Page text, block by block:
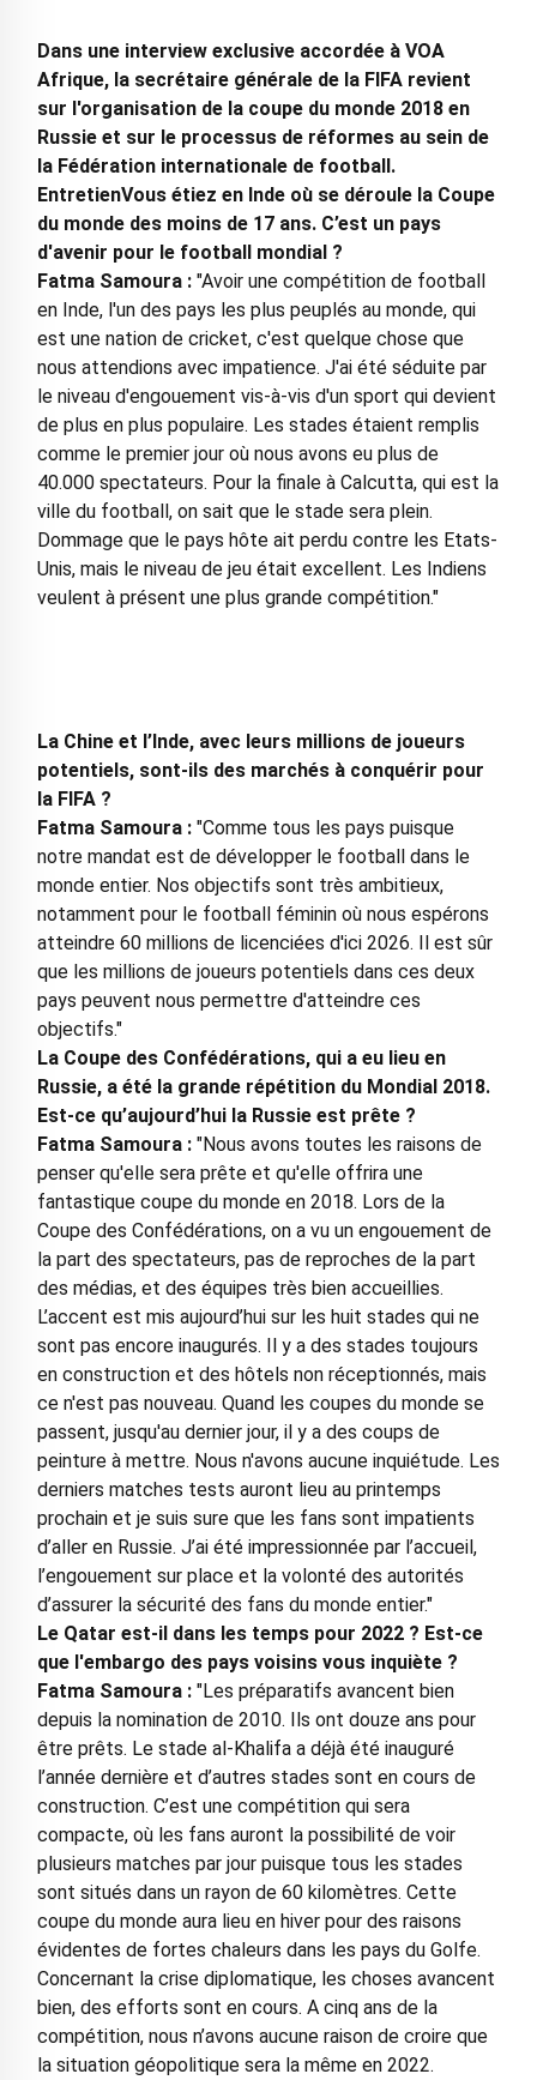
Dans une interview exclusive accordée à VOA
Afrique, la secrétaire générale de la FIFA revient
sur l'organisation de la coupe du monde 2018 en
Russie et sur le processus de réformes au sein de
la Fédération internationale de football.
EntretienVous étiez en Inde où se déroule la Coupe
du monde des moins de 17 ans. C’est un pays
d'avenir pour le football mondial ?
Fatma Samoura :"Avoir une compétition de football
en Inde, l'un des pays les plus peuplés au monde, qui
est une nation de cricket, c'est quelque chose que
nous attendions avec impatience. J'ai été séduite par
le niveau d'engouement vis-à-vis d'un sport qui devient
de plus en plus populaire. Les stades étaient remplis
comme le premier jour où nous avons eu plus de
40.000 spectateurs. Pour la finale à Calcutta, qui est la
ville du football, on sait que le stade sera plein.
Dommage que le pays hôte ait perdu contre les Etats-
Unis, mais le niveau de jeu était excellent. Les Indiens
veulent à présent une plus grande compétition."
La Chine et l’Inde, avec leurs millions de joueurs
potentiels, sont-ils des marchés à conquérir pour
la FIFA ?
Fatma Samoura :"Comme tous les pays puisque
notre mandat est de développer le football dans le
monde entier. Nos objectifs sont très ambitieux,
notamment pour le football féminin où nous espérons
atteindre 60 millions de licenciées d'ici 2026. Il est sûr
que les millions de joueurs potentiels dans ces deux
pays peuvent nous permettre d'atteindre ces
objectifs."
La Coupe des Confédérations, qui a eu lieu en
Russie, a été la grande répétition du Mondial 2018.
Est-ce qu’aujourd’hui la Russie est prête ?
Fatma Samoura :"Nous avons toutes les raisons de
penser qu'elle sera prête et qu'elle offrira une
fantastique coupe du monde en 2018. Lors de la
Coupe des Confédérations, on a vu un engouement de
la part des spectateurs, pas de reproches de la part
des médias, et des équipes très bien accueillies.
L’accent est mis aujourd’hui sur les huit stades qui ne
sont pas encore inaugurés. Il y a des stades toujours
en construction et des hôtels non réceptionnés, mais
ce n'est pas nouveau. Quand les coupes du monde se
passent, jusqu'au dernier jour, il y a des coups de
peinture à mettre. Nous n'avons aucune inquiétude. Les
derniers matches tests auront lieu au printemps
prochain et je suis sure que les fans sont impatients
d’aller en Russie. J’ai été impressionnée par l’accueil,
l’engouement sur place et la volonté des autorités
d’assurer la sécurité des fans du monde entier."
Le Qatar est-il dans les temps pour 2022 ? Est-ce
que l'embargo des pays voisins vous inquiète ?
Fatma Samoura : "Les préparatifs avancent bien
depuis la nomination de 2010. Ils ont douze ans pour
être prêts. Le stade al-Khalifa a déjà été inauguré
l’année dernière et d’autres stades sont en cours de
construction. C’est une compétition qui sera
compacte, où les fans auront la possibilité de voir
plusieurs matches par jour puisque tous les stades
sont situés dans un rayon de 60 kilomètres. Cette
coupe du monde aura lieu en hiver pour des raisons
évidentes de fortes chaleurs dans les pays du Golfe.
Concernant la crise diplomatique, les choses avancent
bien, des efforts sont en cours. A cinq ans de la
compétition, nous n’avons aucune raison de croire que
la situation géopolitique sera la même en 2022.